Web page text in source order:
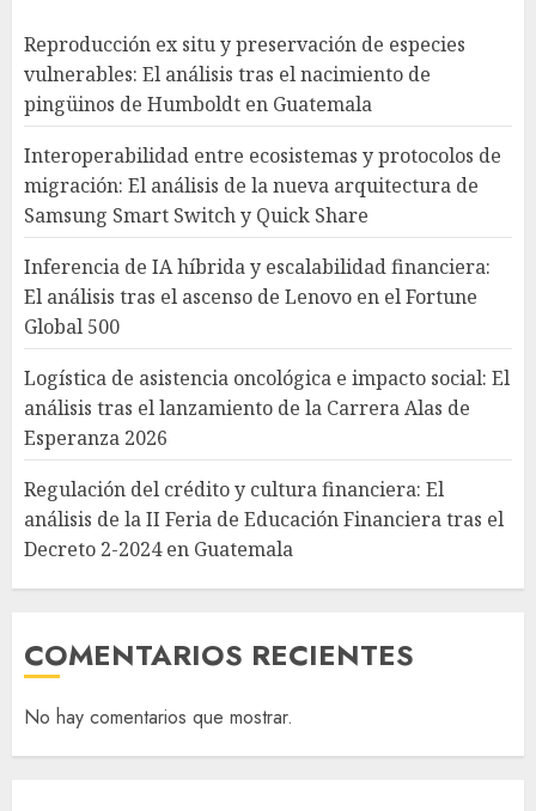
Reproducción ex situ y preservación de especies
vulnerables: El análisis tras el nacimiento de
pingüinos de Humboldt en Guatemala
Interoperabilidad entre ecosistemas y protocolos de
migración: El análisis de la nueva arquitectura de
Samsung Smart Switch y Quick Share
Inferencia de IA híbrida y escalabilidad financiera:
El análisis tras el ascenso de Lenovo en el Fortune
Global 500
Logística de asistencia oncológica e impacto social: El
análisis tras el lanzamiento de la Carrera Alas de
Esperanza 2026
Regulación del crédito y cultura financiera: El
análisis de la II Feria de Educación Financiera tras el
Decreto 2-2024 en Guatemala
COMENTARIOS RECIENTES
No hay comentarios que mostrar.